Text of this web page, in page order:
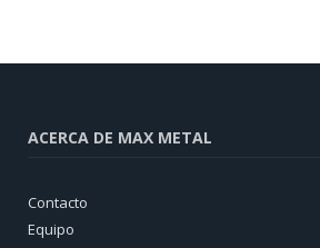
ACERCA DE MAX METAL
Contacto
Equipo